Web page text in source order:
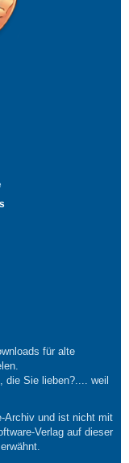
für alte
die Sie lieben?.... weil
Archiv und ist nicht mit
Verlag auf dieser